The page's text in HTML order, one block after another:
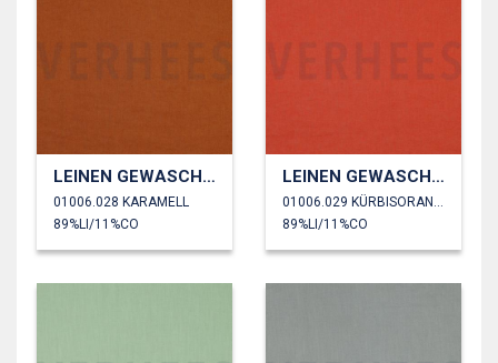
LEINEN GEWASCHEN 170 GM2
01006.028 KARAMELL
89%LI/11%CO
LEINEN GEWASCHEN 170 GM2
89%LI/11%CO